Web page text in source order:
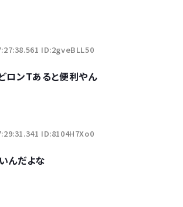
ID:2gveBLL50
ロンTあると便利やん
ID:8104H7Xo0
んだよな